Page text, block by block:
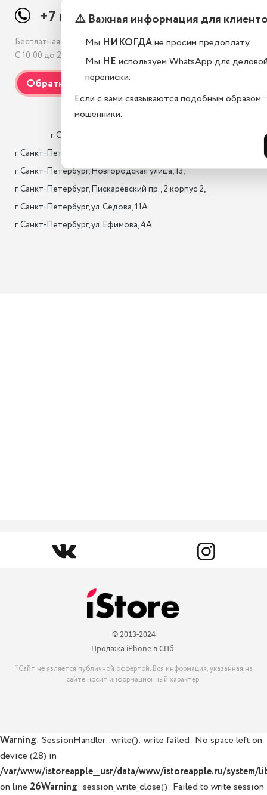
+7 (812) 507-69-38
Бесплатная консультация
С 10:00 до 21:00, без выходных
г. Санкт-Петербург, 17-я лин. B.O., 22,
г. Санкт-Петербург, Новгородская улица, 13,
г. Санкт-Петербург, Пискарёвский пр., 2 корпус 2,
г. Санкт-Петербург, ул. Седова, 11А
г. Санкт-Петербург, ул. Ефимова, 4А
© 2013-2024
Продажа iPhone в СПб
*Сайт не является публичной оффертой. Вся информация, указанная на
сайте носит информационный характер.
⚠️ Важная информация для
Мы НИКОГДАне просим предоплату.
Мы НЕ используем WhatsApp для
переписки.
Если с вами связываются подобным образом
мошенники.
Warning: SessionHandler::write(): write failed: No space left on
device (28) in
/var/www/istoreapple__usr/data/www/istoreapple.ru/system/
on line 26Warning: session_write_close(): Failed to write session